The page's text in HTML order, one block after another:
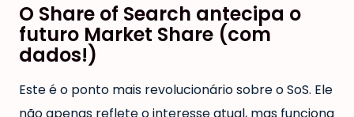
O Share of Search antecipa o
futuro Market Share (com
dados!)
Este é o ponto mais revolucionário sobre o SoS. Ele